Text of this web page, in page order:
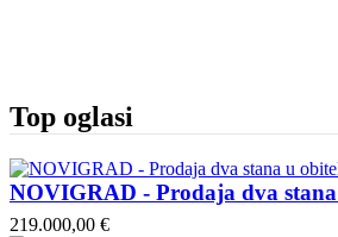
Top oglasi
NOVIGRAD - Prodaja dva
219.000,00 €